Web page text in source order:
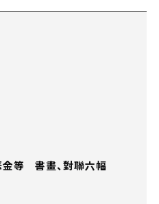
金等 書畫、對聯六幅